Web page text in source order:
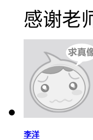
感谢老
李洋